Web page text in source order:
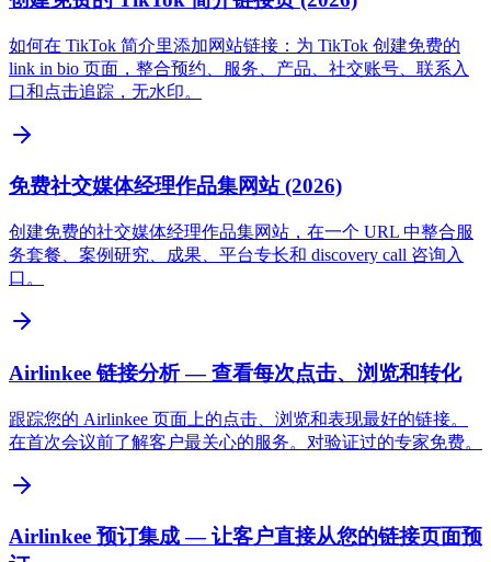
如何在 TikTok 简介里添加网站链接：为 TikTok 创建免费的
link in bio 页面，整合预约、服务、产品、社交账号、联系入
口和点击追踪，无水印。
免费社交媒体经理作品集网站 (2026)
创建免费的社交媒体经理作品集网站，在一个 URL 中整合服
务套餐、案例研究、成果、平台专长和 discovery call 咨询入
口。
Airlinkee 链接分析 — 查看每次点击、浏览和转化
跟踪您的 Airlinkee 页面上的点击、浏览和表现最好的链接。
在首次会议前了解客户最关心的服务。对验证过的专家免费。
Airlinkee 预订集成 — 让客户直接从您的链接页面预